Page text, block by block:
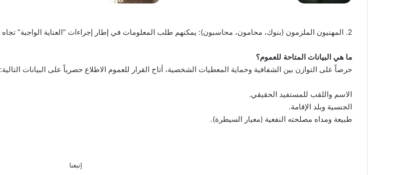
2. المهنيون الملزمون (بنوك، محامون، محاسبون): يمكنهم طلب المعلومات في إطار إجراءات “العناية الواجبة” تجاه حرفائهم، ويتم الرد على مطالبهم في أجل أقصاه يومان.
ما هي البيانات المتاحة للعموم؟
حرصاً على التوازن بين الشفافية وحماية المعطيات الشخصية، أتاح القرار للعموم الاطلاع حصرياً على البيانات التالية:
الاسم واللقب للمستفيد الحقيقي.
الجنسية وبلد الإقامة.
طبيعة ومداه مصلحته النفعية (معيار السيطرة).
إتبعنا